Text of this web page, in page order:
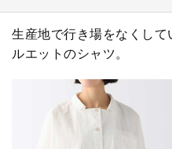
生産地で行き場をなくし
ルエットのシャツ。